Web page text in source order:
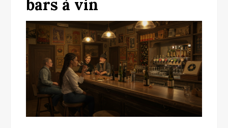
bars à vin